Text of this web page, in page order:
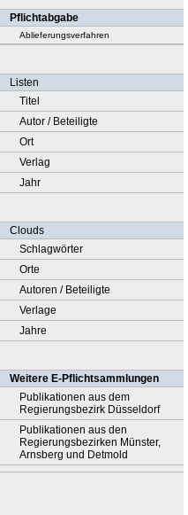
Pflichtabgabe
Ablieferungsverfahren
Listen
Titel
Autor / Beteiligte
Ort
Verlag
Jahr
Clouds
Schlagwörter
Orte
Autoren / Beteiligte
Verlage
Jahre
Weitere E-Pflichtsammlungen
Publikationen aus dem
Regierungsbezirk Düsseldorf
Publikationen aus den
Regierungsbezirken Münster,
Arnsberg und Detmold